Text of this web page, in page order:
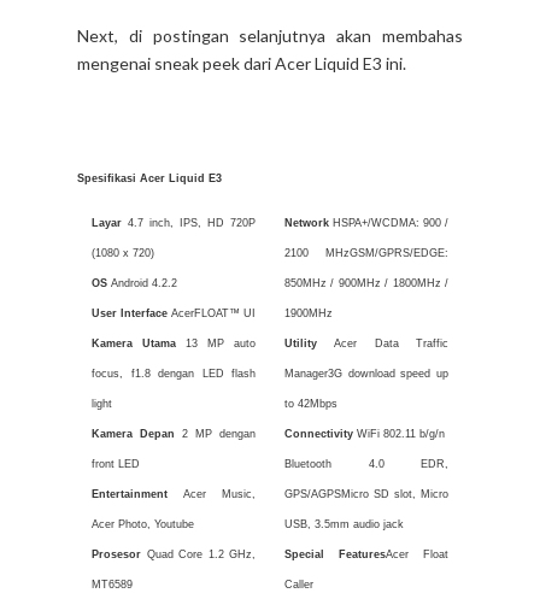
Next, di postingan selanjutnya akan membahas
mengenai sneak peek dari Acer Liquid E3 ini.
Spesifikasi Acer Liquid E3
Layar 4.7 inch, IPS, HD 720P
(1080 x 720)
OS Android 4.2.2
User Interface AcerFLOAT™ UI
Kamera Utama 13 MP auto
focus, f1.8 dengan LED flash
light
Kamera Depan 2 MP dengan
front LED
Entertainment Acer Music,
Acer Photo, Youtube
Prosesor Quad Core 1.2 GHz,
MT6589
Network HSPA+/WCDMA: 900 /
2100 MHzGSM/GPRS/EDGE:
850MHz / 900MHz / 1800MHz /
1900MHz
UtilityAcer Data Traffic
Manager3G download speed up
to 42Mbps
Connectivity WiFi 802.11 b/g/n
Bluetooth 4.0 EDR,
GPS/AGPSMicro SD slot, Micro
USB, 3.5mm audio jack
Special FeaturesAcer Float
Caller